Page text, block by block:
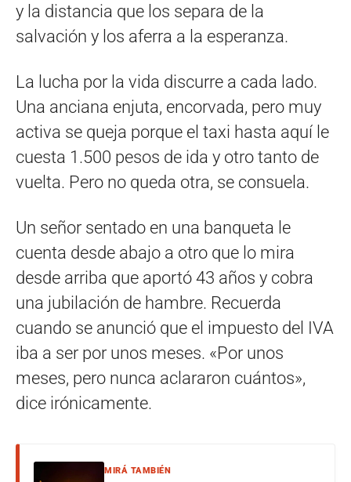
y la distancia que los separa de la
salvación y los aferra a la esperanza.
La lucha por la vida discurre a cada lado.
Una anciana enjuta, encorvada, pero muy
activa se queja porque el taxi hasta aquí le
cuesta 1.500 pesos de ida y otro tanto de
vuelta. Pero no queda otra, se consuela.
Un señor sentado en una banqueta le
cuenta desde abajo a otro que lo mira
desde arriba que aportó 43 años y cobra
una jubilación de hambre. Recuerda
cuando se anunció que el impuesto del IVA
iba a ser por unos meses. «Por unos
meses, pero nunca aclararon cuántos»,
dice irónicamente.
MIRÁ TAMBIÉN